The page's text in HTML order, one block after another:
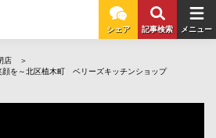
シェア 記事検索 メニュー
店
顔を～北区植木町 ベリーズキッチンショップ